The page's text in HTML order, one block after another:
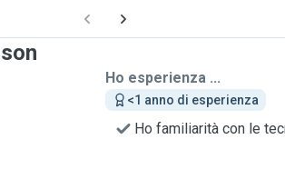
Ho esperienza ...
<1 anno di esperienza
Ho familiarità con le